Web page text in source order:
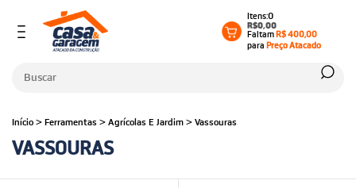
0
R$0,00
FaltamR$ 400,00
paraPreço Atacado
Início > Ferramentas > Agrícolas E Jardim > Vassouras
VASSOURAS